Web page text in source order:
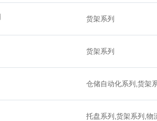
货架系列
货架系列
仓储自动化系列,货架
托盘系列,货架系列,物